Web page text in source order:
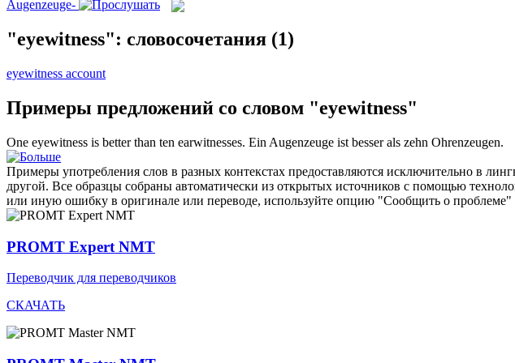
Augenzeuge-
"eyewitness": словосочетания (1)
eyewitness account
Примеры предложений со словом "eyewitness"
One eyewitness is better than ten earwitnesses. Ein Augenzeuge ist besser als zehn Ohrenzeugen.
Примеры употребления слов в разных контекстах предоставляются исключительно в
другой. Все образцы собраны автоматически из открытых источников с помощью
или иную ошибку в оригинале или переводе, используйте опцию "Сообщить о проблеме"
PROMT Expert NMT
Переводчик для переводчиков
СКАЧАТЬ